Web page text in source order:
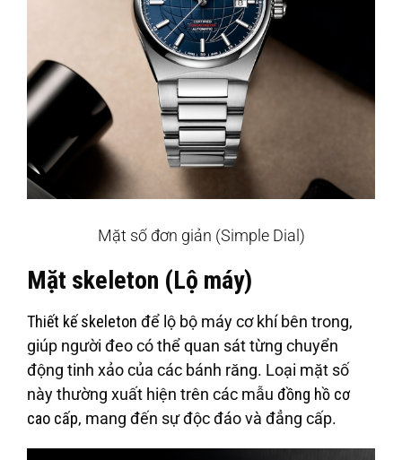
Mặt số đơn giản (Simple Dial)
Mặt skeleton (Lộ máy)
Thiết kế skeleton để lộ bộ máy cơ khí bên trong,
giúp người đeo có thể quan sát từng chuyển
động tinh xảo của các bánh răng. Loại mặt số
này thường xuất hiện trên các mẫu đồng hồ cơ
cao cấp, mang đến sự độc đáo và đẳng cấp.